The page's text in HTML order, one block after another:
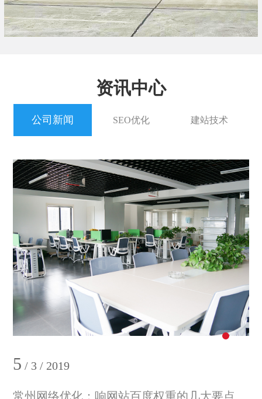
资讯中心
建站技术
SEO优化
公司新闻
5 / 3 / 2019
常州网络优化：响网站百度权重的几大要点